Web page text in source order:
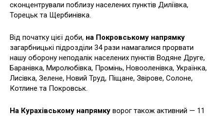
сконцентрували поблизу населених пунктів Диліївка,
Торецьк та Щербинівка.
Від початку цієї доби, на Покровському напрямку
загарбницькі підрозділи 34 рази намагалися прорвати
нашу оборону неподалік населених пунктів Водяне Друге,
Баранівка, Миролюбівка, Промінь, Новооленівка, Українка,
Лисівка, Зелене, Новий Труд, Піщане, Звірове, Солоне,
Котлине та Покровськ.
На Курахівському напрямку ворог також активний — 11